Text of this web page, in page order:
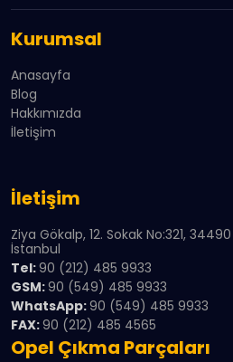
Kurumsal
Anasayfa
Blog
Hakkımızda
İletişim
İletişim
Ziya Gökalp, 12. Sokak No:321,
İstanbul
Tel:90 (212) 485 9933
GSM:90 (549) 485 9933
WhatsApp:90 (549) 485 9933
FAX:90 (212) 485 4565
Opel Çıkma Parçaları